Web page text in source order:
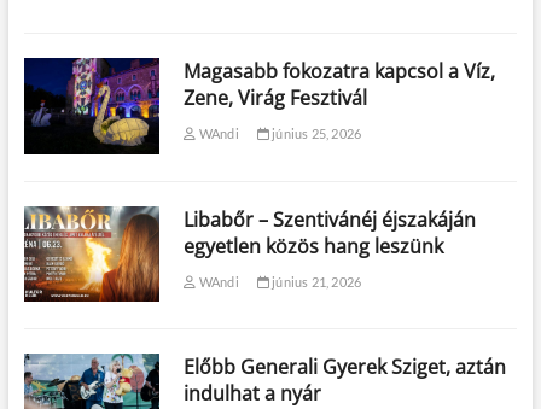
Magasabb fokozatra kapcsol a Víz,
Zene, Virág Fesztivál
WAndi június 25, 2026
Libabőr – Szentivánéj éjszakáján
egyetlen közös hang leszünk
WAndi június 21, 2026
Előbb Generali Gyerek Sziget, aztán
indulhat a nyár